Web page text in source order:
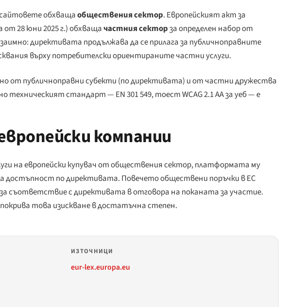
обхващаобществения сектор. Европейският акт за
28 юни 2025 г.) обхващачастния секторза определен набор от
директивата продължава да се прилага за публичноправните
върху потребителски ориентираните частни услуги.
от публичноправни субекти (по директивата) и от частни дружества
техническият стандарт — EN 301 549, тоест WCAG 2.1 AA за уеб — е
компании
на европейски купувач от обществения сектор, платформата му
достъпност по директивата. Повечето обществени поръчки в ЕС
съответствие с директивата в отговора на поканата за участие.
покрива това изискване в достатъчна степен.
ИЗТОЧНИЦИ
eur-lex.europa.eu